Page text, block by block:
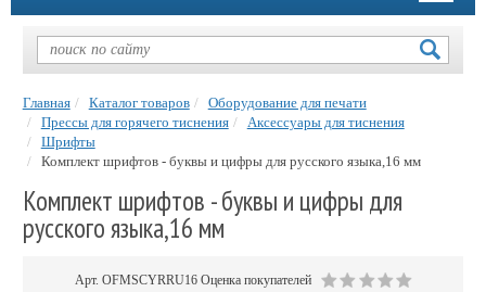
Главная Каталог товаров
Оборудование для печати
Прессы для горячего тиснения
Аксессуары для тиснения
Шрифты
Комплект шрифтов - буквы и цифры для русского языка,16 мм
Комплект шрифтов - буквы и цифры для
русского языка,16 мм
Арт. OFMSCYRRU16 Оценка покупателей